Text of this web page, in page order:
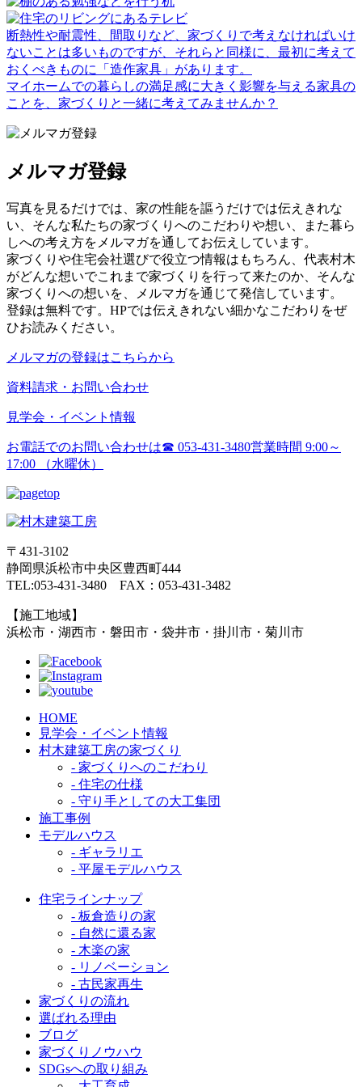
断熱性や耐震性、間取りなど、家づくりで考えなければいけ
ないことは多いものですが、それらと同様に、最初に考えて
おくべきものに「造作家具」があります。
マイホームでの暮らしの満足感に大きく影響を与える家具の
ことを、家づくりと一緒に考えてみませんか？
メルマガ登録
写真を見るだけでは、家の性能を謳うだけでは伝えきれな
い、そんな私たちの家づくりへのこだわりや想い、また暮ら
しへの考え方をメルマガを通してお伝えしています。
家づくりや住宅会社選びで役立つ情報はもちろん、代表村木
がどんな想いでこれまで家づくりを行って来たのか、そんな
家づくりへの想いを、メルマガを通じて発信しています。
登録は無料です。HPでは伝えきれない細かなこだわりをぜ
ひお読みください。
メルマガの登録はこちらから
資料請求・お問い合わせ
見学会・イベント情報
お電話でのお問い合わせは☎ 053-431-3480営業時間 9:00～
17:00 （水曜休）
〒431-3102
静岡県浜松市中央区豊西町444
TEL:053-431-3480 FAX：053-431-3482
【施工地域】
浜松市・湖西市・磐田市・袋井市・掛川市・菊川市
HOME
見学会・イベント情報
村木建築工房の家づくり
- 家づくりへのこだわり
- 住宅の仕様
- 守り手としての大工集団
施工事例
モデルハウス
- ギャラリエ
- 平屋モデルハウス
住宅ラインナップ
- 板倉造りの家
- 自然に還る家
- 木楽の家
- リノベーション
- 古民家再生
家づくりの流れ
選ばれる理由
ブログ
家づくりノウハウ
SDGsへの取り組み